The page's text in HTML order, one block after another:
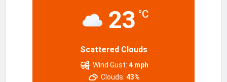
23 °C
Scattered Clouds
Wind Gust: 4 mph
Clouds: 43%